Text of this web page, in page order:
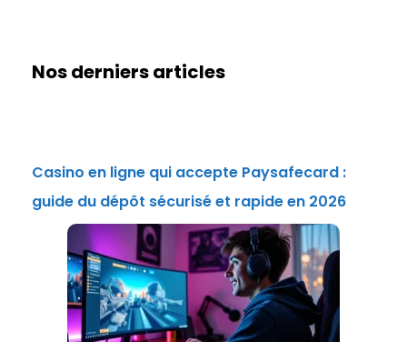
Nos derniers articles
Casino en ligne qui accepte Paysafecard :
guide du dépôt sécurisé et rapide en 2026